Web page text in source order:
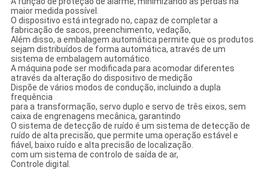
maior medida possível.
O dispositivo está integrado no, capaz de completar a
fabricação de sacos, preenchimento, vedação,
Além disso, a embalagem automática permite que os produtos
sejam distribuídos de forma automática, através de um
sistema de embalagem automático.
A máquina pode ser modificada para acomodar diferentes
através da alteração do dispositivo de medição
Dispõe de vários modos de condução, incluindo a dupla
frequência
para a transformação, servo duplo e servo de três eixos, sem
caixa de engrenagens mecânica, garantindo
O sistema de detecção de ruído é um sistema de detecção de
ruído de alta precisão, que permite uma operação estável e
fiável, baixo ruído e alta precisão de localização.
com um sistema de controlo de saída de ar,
Controle digital.